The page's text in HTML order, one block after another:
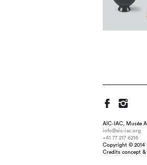
AIC-IAC, Musée
info@aic-iac.org
+41 77 217 6216
Copyright © 2014
Credits concept &